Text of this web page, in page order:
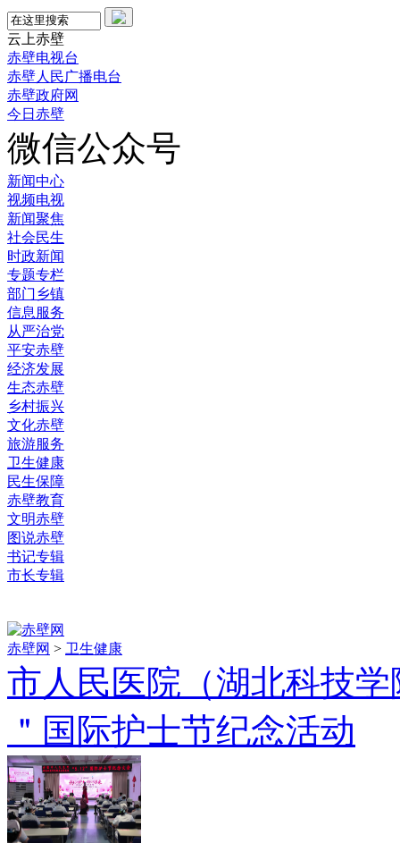
云上赤壁
赤壁电视台
赤壁人民广播电台
赤壁政府网
今日赤壁
微信公众号
新闻中心
视频电视
新闻聚焦
社会民生
时政新闻
专题专栏
部门乡镇
信息服务
从严治党
平安赤壁
经济发展
生态赤壁
乡村振兴
文化赤壁
旅游服务
卫生健康
民生保障
赤壁教育
文明赤壁
图说赤壁
书记专辑
市长专辑
赤壁网 > 卫生健康
市人民医院（湖北科技
＂国际护士节纪念活动